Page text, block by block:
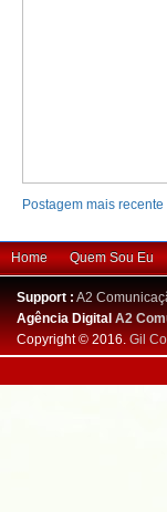
Postagem mais recente
Home Quem Sou Eu
Support : A2
Agência DigitalA2
Copyright © 2016. Gil